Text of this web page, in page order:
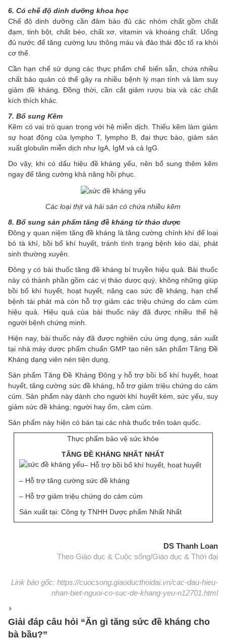
6. Có chế độ dinh dưỡng khoa học
Chế độ dinh dưỡng cần đảm bảo đủ các nhóm chất gồm chất
đạm, tinh bột, chất béo, chất xơ, vitamin và khoáng chất. Uống
đủ nước để tăng cường lưu thông máu và đảo thải độc tố ra khỏi
cơ thể.
Cần hạn chế sử dụng các thực phẩm chế biến sẵn, chứa nhiều
chất bảo quản có thể gây ra nhiều bệnh lý mạn tính và làm suy
giảm đề kháng. Đồng thời, cần cắt giảm rượu bia và các chất
kích thích khác.
7. Bổ sung Kẽm
Kẽm có vai trò quan trọng với hệ miễn dịch. Thiếu kẽm làm giảm
sự hoạt động của lympho T, lympho B, đại thực bào, giảm sản
xuất globulin miễn dịch như IgA, IgM và cả IgG.
Do vậy, khi có dấu hiệu đề kháng yếu, nên bổ sung thêm kẽm
ngay để tăng cường khả năng hồi phục.
Các loại thịt và hải sản có chứa nhiều kẽm
8. Bổ sung sản phẩm tăng đề kháng từ thảo dược
Đông y quan niệm tăng đề kháng là tăng cường chính khí để loại
bỏ tà khí, bồi bổ khí huyết, tránh tình trạng bệnh kéo dài, phát
sinh thường xuyên.
Đông y có bài thuốc tăng đề kháng bí truyền hiệu quả. Bài thuốc
này có thành phần gồm các vị thảo dược quý, không những giúp
bồi bổ khí huyết, hoạt huyết, nâng cao sức đề kháng, hạn chế
bệnh tái phát mà còn hỗ trợ giảm các triệu chứng do cảm cúm
hiệu quả. Hiệu quả của bài thuốc này đã được nhiều thế hệ
người bệnh chứng minh.
Hiện nay, bài thuốc này đã được nghiên cứu ứng dụng, sản xuất
tại nhà máy dược phẩm chuẩn GMP tạo nên sản phẩm Tăng Đề
Kháng dạng viên nén tiện dụng.
Sản phẩm Tăng Đề Kháng Đông y hỗ trợ bồi bổ khí huyết, hoạt
huyết, tăng cường sức đề kháng, hỗ trợ giảm triệu chứng do cảm
cúm. Sản phẩm này dành cho người khí huyết kém, sức yếu, suy
giảm sức đề kháng; người hay ốm, cảm cúm.
Sản phẩm này hiện có bán tại các nhà thuốc trên toàn quốc.
Thực phẩm bảo vệ sức khỏe
TĂNG ĐỀ KHÁNG NHẤT NHẤT
– Hỗ trợ bồi bổ khí huyết, hoạt huyết
– Hỗ trợ tăng cường sức đề kháng
– Hỗ trợ giảm triệu chứng do cảm cúm
Sản xuất tại: Công ty TNHH Dược phẩm Nhất Nhất
DS Thanh Loan
Theo Giáo dục & Cuộc sống/Giáo dục & Thời đại
Link báo gốc: https://cuocsong.giaoducthoidai.vn/cac-dau-hieu-
nhan-biet-nguoi-co-suc-de-khang-yeu-n12701.html
Giải đáp câu hỏi “Ăn gì tăng sức đề kháng cho
bà bầu?”